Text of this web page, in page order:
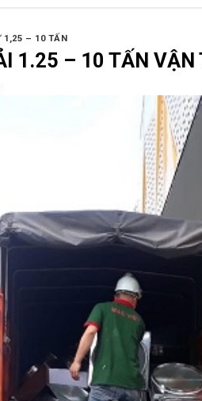
1,25 – 10 TẤN
1.25 – 10 TẤN